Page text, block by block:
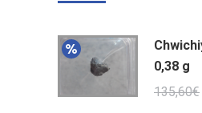
0,38 g
135,60€